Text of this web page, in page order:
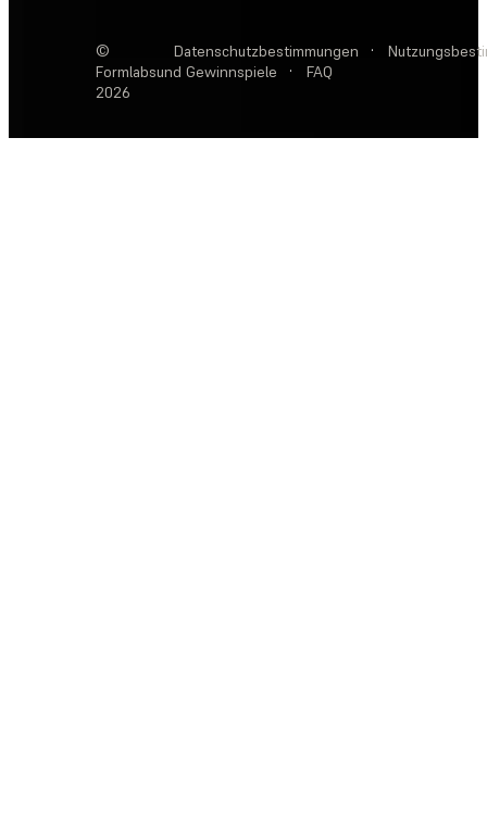
©
Formlabs
2026
Datenschutzbestimmungen ·
und Gewinnspiele
· FAQ